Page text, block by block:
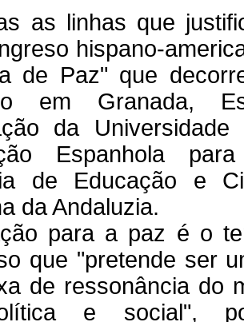
as linhas que
hispano-
de Paz" que
em Granada,
da
Espanhola
de Educação e
da Andaluzia.
para a paz é o
que "pretende ser
de ressonância do
e social",